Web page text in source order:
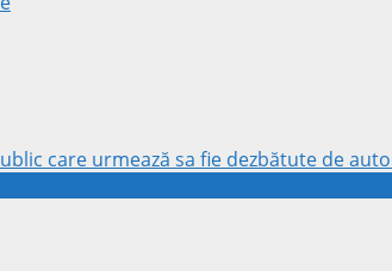
care urmează sa fie dezbătute de